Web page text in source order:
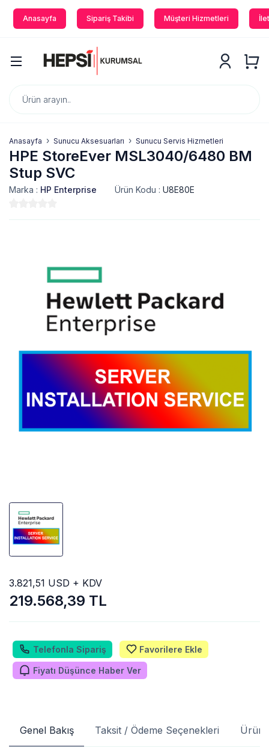
Anasayfa Sipariş Takibi Müşteri Hizmetleri
Anasayfa Sunucu Aksesuarları Sunucu Servis Hizmetleri
HPE StoreEver MSL3040/6480 BM
Stup SVC
Marka : HP Enterprise Ürün Kodu : U8E80E
219.568,39 TL
3.821,51 USD + KDV
Telefonla Sipariş Favorilere Ekle
Fiyatı Düşünce Haber Ver
Genel Bakış Taksit / Ödeme Seçenekleri Ürün